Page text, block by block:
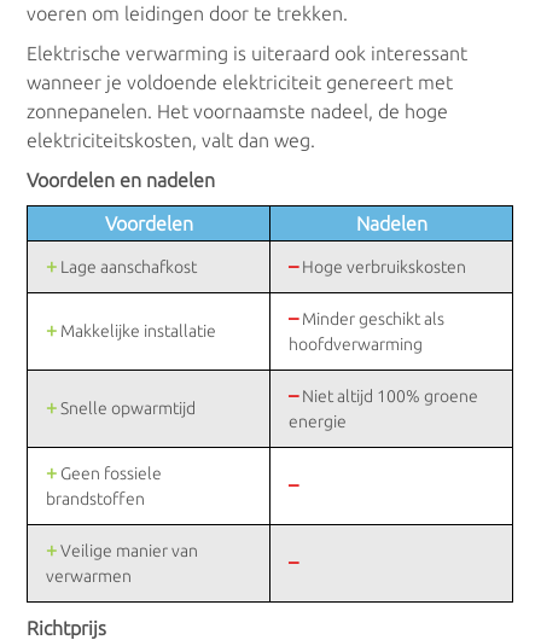
voeren om leidingen door te trekken.
Elektrische verwarming is uiteraard ook interessant
wanneer je voldoende elektriciteit genereert met
zonnepanelen. Het voornaamste nadeel, de hoge
elektriciteitskosten, valt dan weg.
Voordelen en nadelen
Voordelen
Nadelen
+Lage aanschafkost –Hoge verbruikskosten
+Makkelijke installatie
–Minder geschikt als
hoofdverwarming
+Snelle opwarmtijd
–Niet altijd 100% groene
energie
+Geen fossiele
brandstoffen
–
+Veilige manier van
verwarmen
–
Richtprijs